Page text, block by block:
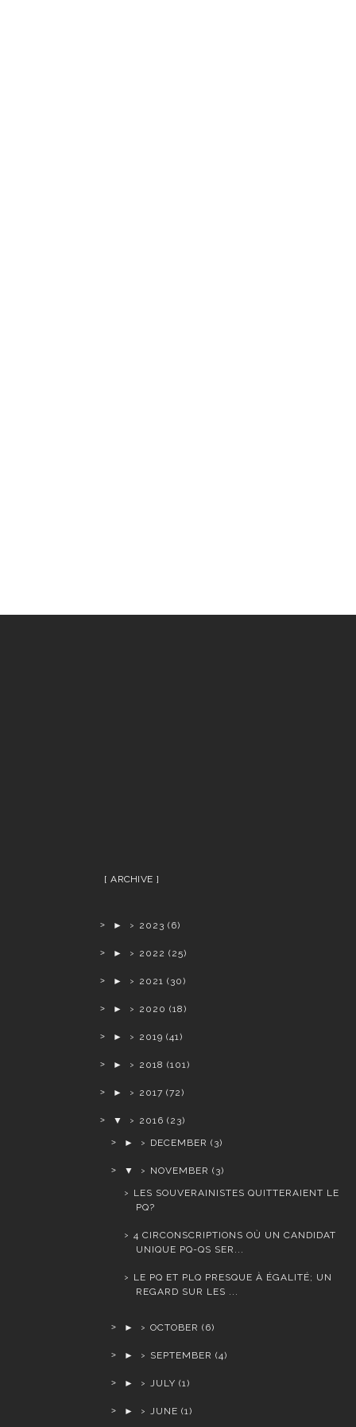
ARCHIVE
► 2023 (6)
► 2022 (25)
► 2021 (30)
► 2020 (18)
► 2019 (41)
► 2018 (101)
► 2017 (72)
▼ 2016 (23)
►
DECEMBER (3)
▼ NOVEMBER (3)
LES SOUVERAINISTES QUITTERAIENT LE
PQ?
4 CIRCONSCRIPTIONS OÙ UN CANDIDAT
UNIQUE PQ-QS SER...
LE PQ ET PLQ PRESQUE À ÉGALITÉ; UN
REGARD SUR LES ...
► OCTOBER (6)
► SEPTEMBER (4)
► JULY (1)
► JUNE (1)